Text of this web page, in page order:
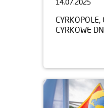
14.07.2025
CYRKOWE